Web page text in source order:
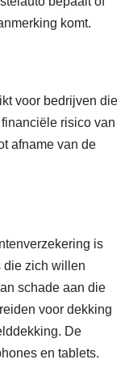
komt.
voor bedrijven die
risico van
afname van de
is
die zich willen
schade aan die
voor dekking
De
en tablets.